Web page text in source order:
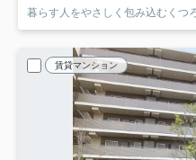
暮らす人をやさしく包み込むくつ
賃貸マンション